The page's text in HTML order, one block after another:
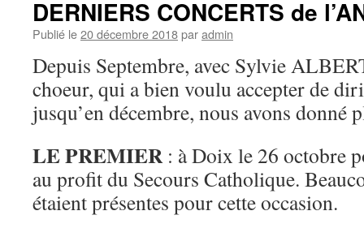
DERNIERS CONCERTS de
Publié le20 décembre 2018paradmin
Depuis Septembre, avec Sylvie
choeur, qui a bien voulu accepter de
jusqu’en décembre, nous avons donné
LE PREMIER: à Doix le 26 octobre
au profit du Secours Catholique.
étaient présentes pour cette occasion.